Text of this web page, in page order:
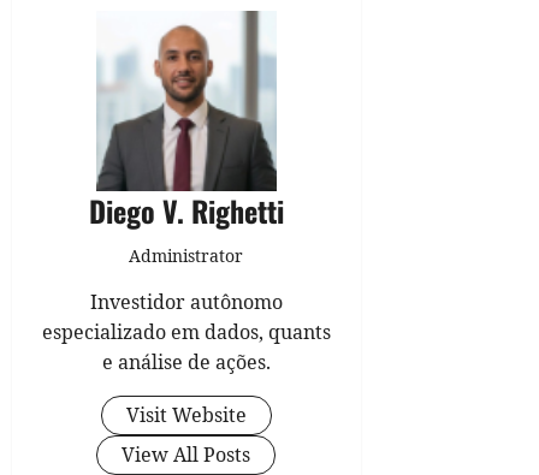
Diego V. Righetti
Administrator
Investidor autônomo
especializado em dados, quants
e análise de ações.
Visit Website
View All Posts